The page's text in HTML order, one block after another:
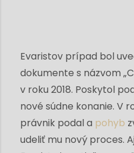
Evaristov prípad bol
dokumente s názvom
v roku 2018. Poskytol
nové súdne konanie. V
právnik podal a pohyb
udeliť mu nový proces.